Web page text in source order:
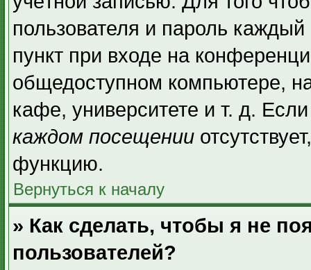
пользователя и пароль
пункт при входе на
общедоступном компьютере,
кафе, университете и т. д.
каждом посещении
функцию.
Вернуться к началу
» Как сделать, чтобы я не
пользователей?